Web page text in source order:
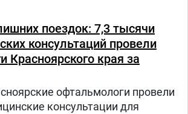
поездок: 7,3 тысячи
консультаций провели
Красноярского края за
офтальмологи провели
консультации для